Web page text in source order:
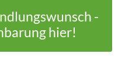
-
hier!